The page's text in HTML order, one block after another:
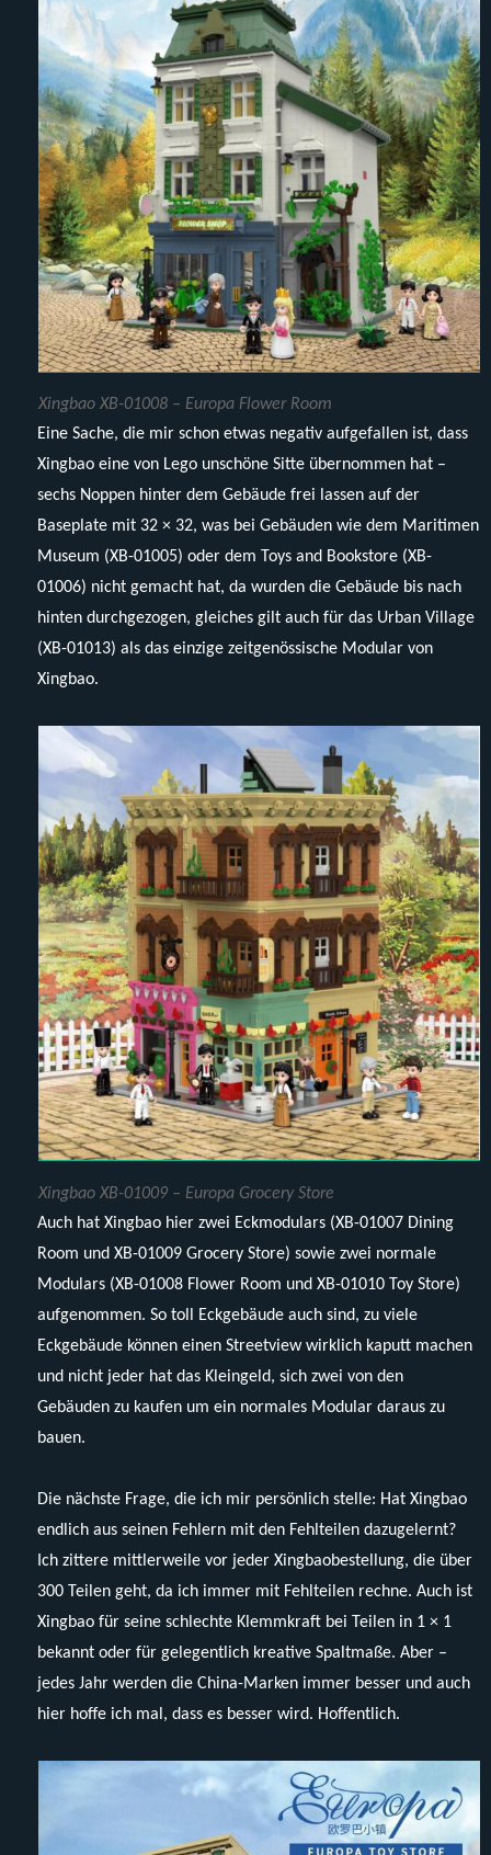
Xingbao XB-01008 – Europa Flower Room
Eine Sache, die mir schon etwas negativ aufgefallen ist, dass
Xingbao eine von Lego unschöne Sitte übernommen hat –
sechs Noppen hinter dem Gebäude frei lassen auf der
Baseplate mit 32 × 32, was bei Gebäuden wie dem Maritimen
Museum (XB-01005) oder dem Toys and Bookstore (XB-
01006) nicht gemacht hat, da wurden die Gebäude bis nach
hinten durchgezogen, gleiches gilt auch für das Urban Village
(XB-01013) als das einzige zeitgenössische Modular von
Xingbao.
Xingbao XB-01009 – Europa Grocery Store
Auch hat Xingbao hier zwei Eckmodulars (XB-01007 Dining
Room und XB-01009 Grocery Store) sowie zwei normale
Modulars (XB-01008 Flower Room und XB-01010 Toy Store)
aufgenommen. So toll Eckgebäude auch sind, zu viele
Eckgebäude können einen Streetview wirklich kaputt machen
und nicht jeder hat das Kleingeld, sich zwei von den
Gebäuden zu kaufen um ein normales Modular daraus zu
bauen.
Die nächste Frage, die ich mir persönlich stelle: Hat Xingbao
endlich aus seinen Fehlern mit den Fehlteilen dazugelernt?
Ich zittere mittlerweile vor jeder Xingbaobestellung, die über
300 Teilen geht, da ich immer mit Fehlteilen rechne. Auch ist
Xingbao für seine schlechte Klemmkraft bei Teilen in 1 × 1
bekannt oder für gelegentlich kreative Spaltmaße. Aber –
jedes Jahr werden die China-Marken immer besser und auch
hier hoffe ich mal, dass es besser wird. Hoffentlich.